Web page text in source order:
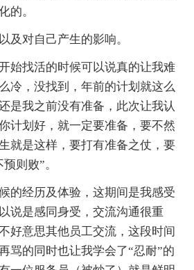
的。
及对自己产生的影响。
始找活的时候可以说真的让我难
冷，没找到，年前的计划就这么
是我之前没有准备，此次让我认
计划好，就一定要准备，要不然
就是这样，要打有准备之仗，要
则败”。
的经历及体验，这期间是我感受
说是感同身受，交流沟通很重
好意思其他员工交流，这段时间
骂的同时也让我学会了“忍耐”的